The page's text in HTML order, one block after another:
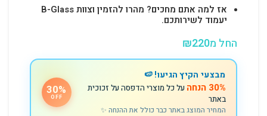
אז למה אתם מחכים? מהרו להזמין וצוות B-Glass
יעמוד לשירותכם.
החל מ ₪220
מבצעי הקיץ הגיעו! 🍉
30% הנחה
על כל מוצרי הדפסה על זכוכית
באתר
המחיר המוצג באתר כבר כולל את ההנחה ✨
30%
OFF